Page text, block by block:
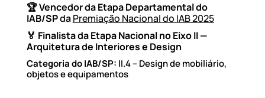
🏆Vencedor da Etapa Departamental do
IAB/SPdaPremiação Nacional do IAB 2025
🏅 Finalista da Etapa Nacional noEixo II —
Arquitetura de Interiores e Design
Categoria do IAB/SP: II.4 – Design de mobiliário,
objetos e equipamentos